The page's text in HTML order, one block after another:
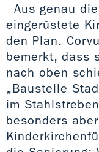
Aus genau
eingerüstete
den Plan.
bemerkt, dass
nach oben
„Baustelle
im
besonders